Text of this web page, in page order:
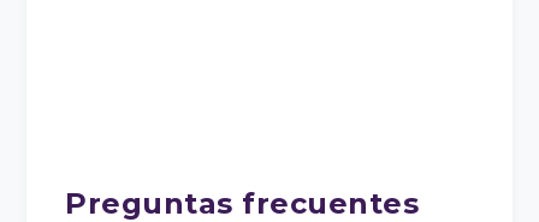
Preguntas frecuentes